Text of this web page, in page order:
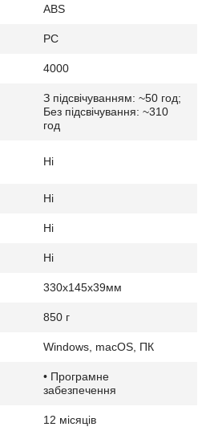
ABS
PC
4000
З підсвічуванням: ~50 год;
Без підсвічування: ~310
год
Ні
Ні
Ні
Ні
330x145x39мм
850 г
Windows, macOS, ПК
• Програмне
забезпечення
12 місяців